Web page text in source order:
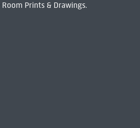
Prints & Drawings.